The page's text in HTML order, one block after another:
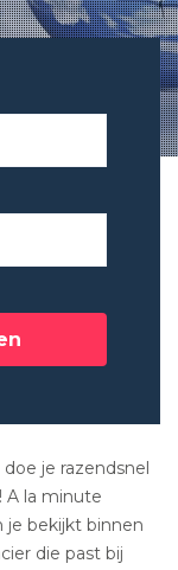
je razendsnel
A la minute
je bekijkt binnen
die past bij